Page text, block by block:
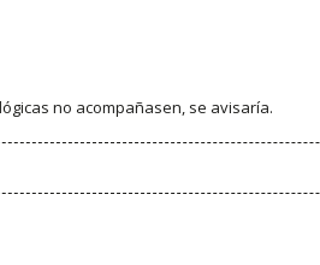
no acompañasen, se avisaría.